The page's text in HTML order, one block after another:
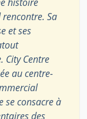
Sa
et ses
City Centre
au centre-
se consacre à
des